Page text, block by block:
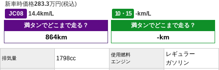
新車時価格283.3万円(税込)
JC08
14.4km/L 10・15
-km/L
満タンでどこまで走る？
864km
満タンでどこまで走る？
-km
排気量 1798cc
使用燃料
エンジン
レギュラー
ガソリン